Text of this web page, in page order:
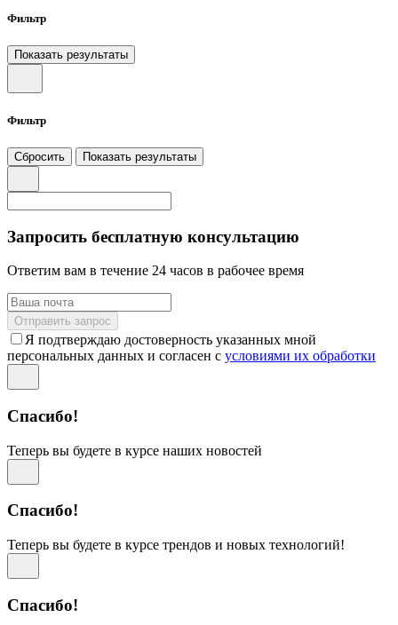
Фильтр
Показать результаты
Фильтр
Сбросить Показать результаты
Запросить бесплатную консультацию
Ответим вам в течение 24 часов в рабочее время
Отправить запрос
Я подтверждаю достоверность указанных мной
персональных данных и согласен с условиями их обработки
Спасибо!
Теперь вы будете в курсе наших новостей
Спасибо!
Теперь вы будете в курсе трендов и новых технологий!
Спасибо!